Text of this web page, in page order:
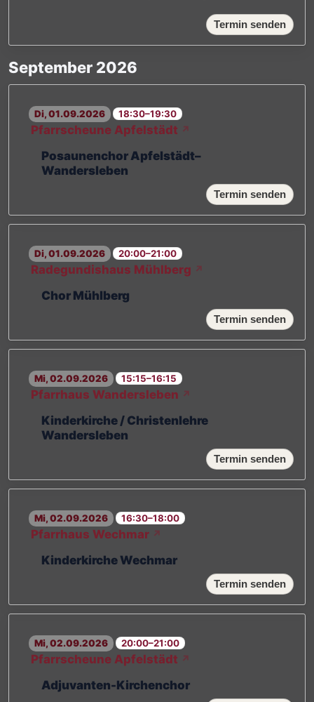
Termin senden
September 2026
Di, 01.09.2026 18:30–19:30
Pfarrscheune Apfelstädt ↗
Posaunenchor Apfelstädt–
Wandersleben
Termin senden
Di, 01.09.2026 20:00–21:00
Radegundishaus Mühlberg ↗
Chor Mühlberg
Termin senden
Mi, 02.09.2026 15:15–16:15
Pfarrhaus Wandersleben ↗
Kinderkirche / Christenlehre
Wandersleben
Termin senden
Mi, 02.09.2026 16:30–18:00
Pfarrhaus Wechmar ↗
Kinderkirche Wechmar
Termin senden
Mi, 02.09.2026 20:00–21:00
Pfarrscheune Apfelstädt ↗
Adjuvanten-Kirchenchor